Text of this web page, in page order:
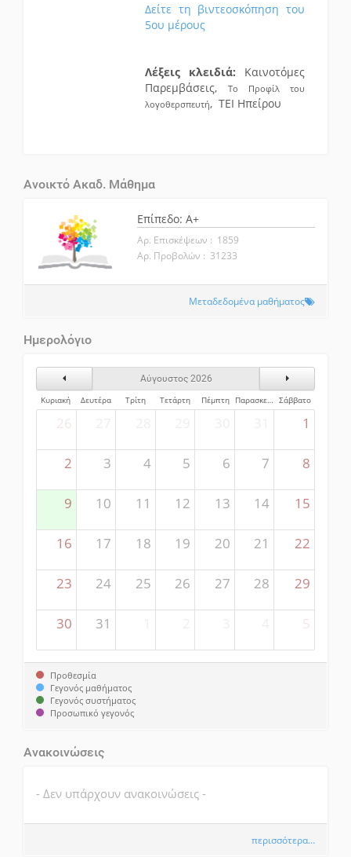
Δείτε τη βιντεοσκόπηση του
5ου μέρους
Λέξεις κλειδιά: Καινοτόμες
Παρεμβάσεις,
Το Προφίλ του
λογοθερσπευτή, ΤΕΙ Ηπείρου
Ανοικτό Ακαδ. Μάθημα
Επίπεδο: A+
Αρ. Επισκέψεων : 1859
Αρ. Προβολών : 31233
Μεταδεδομένα μαθήματος
Ημερολόγιο
Προηγούμενος ΜήναςΑύγουστος 2026
Επόμενος
Κυριακή
Δευτέρα Τρίτη Τετάρτη Πέμπτη Παρασκευή Σάββατο
26 1
2 3 4 5 6 7 8
9 10 11 12 13 14 15
16 17 18 19 20 21 22
23 24 25 26 27 28 29
30 31 5
Προθεσμία
Γεγονός μαθήματος
Γεγονός συστήματος
Προσωπικό γεγονός
Ανακοινώσεις
- Δεν υπάρχουν ανακοινώσεις -
περισσότερα…